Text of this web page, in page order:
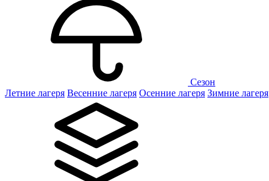
Сезон
Летние лагеря Весенние лагеря Осенние лагеря Зимние лагеря